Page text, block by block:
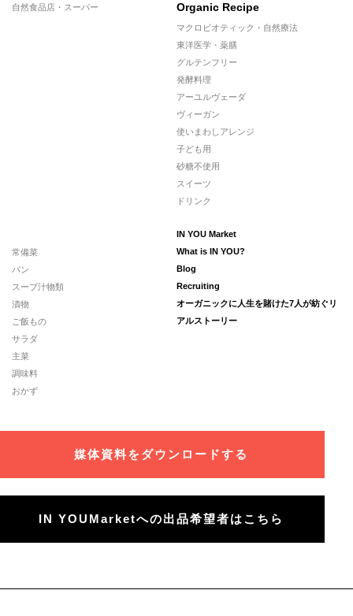
自然食品店・スーパー
Organic Recipe
マクロビオティック・自然療法
東洋医学・薬膳
グルテンフリー
発酵料理
アーユルヴェーダ
ヴィーガン
使いまわしアレンジ
子ども用
砂糖不使用
スイーツ
ドリンク
常備菜
パン
スープ汁物類
漬物
ご飯もの
サラダ
主菜
調味料
おかず
IN YOU Market
What is IN YOU?
Blog
Recruiting
オーガニックに人生を賭けた7人が紡ぐリ
アルストーリー
媒体資料をダウンロードする
IN YOUMarketへの出品希望者はこちら